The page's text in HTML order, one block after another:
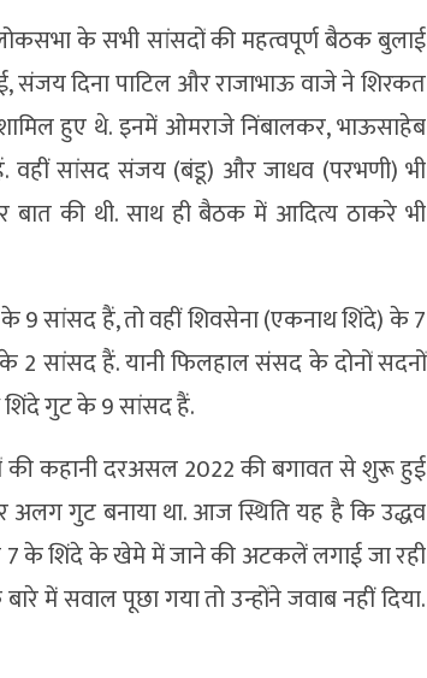
लोकसभा के सभी सांसदों की महत्वपूर्ण बैठक बुलाई
संजय दिना पाटिल और राजाभाऊ वाजे ने शिरकत
हुए थे. इनमें ओमराजे निंबालकर, भाऊसाहेब
सांसद संजय (बंडू) और जाधव (परभणी) भी
की थी. साथ ही बैठक में आदित्य ठाकरे भी
9 सांसद हैं, तो वहीं शिवसेना (एकनाथ शिंदे) के 7
2 सांसद हैं. यानी फिलहाल संसद के दोनों सदनों
गुट के 9 सांसद हैं.
की कहानी दरअसल 2022 की बगावत से शुरू हुई
गुट बनाया था. आज स्थिति यह है कि उद्धव
के शिंदे के खेमे में जाने की अटकलें लगाई जा रही
में सवाल पूछा गया तो उन्होंने जवाब नहीं दिया.